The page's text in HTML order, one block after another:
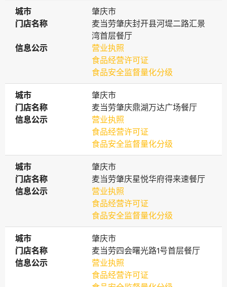
城市
城市
肇庆市
门店名称
门店名称
麦当劳肇庆封开县河堤二路汇景
湾首层餐厅
信息公示
信息公示
营业执照
食品经营许可证
食品安全监督量化分级
城市
城市
肇庆市
门店名称
门店名称
麦当劳肇庆鼎湖万达广场餐厅
信息公示
信息公示
营业执照
食品经营许可证
食品安全监督量化分级
城市
城市
肇庆市
门店名称
门店名称
麦当劳肇庆星悦华府得来速餐厅
信息公示
信息公示
营业执照
食品经营许可证
食品安全监督量化分级
城市
城市
肇庆市
门店名称
门店名称
麦当劳四会曙光路1号首层餐厅
信息公示
信息公示
营业执照
食品经营许可证